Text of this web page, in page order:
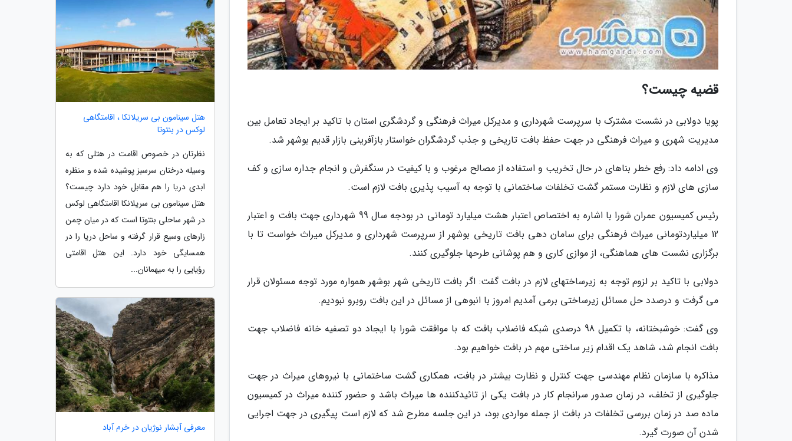
قضیه چیست؟
پویا دولابی در نشست مشترک با سرپرست شهرداری و مدیرکل میراث فرهنگی و گردشگری استان با تاکید بر ایجاد تعامل بین
مدیریت شهری و میراث فرهنگی در جهت حفظ بافت تاریخی و جذب گردشگران خواستار بازآفرینی بازار قدیم بوشهر شد.
وی ادامه داد: رفع خطر بناهای در حال تخریب و استفاده از مصالح مرغوب و با کیفیت در سنگفرش و انجام جداره سازی و کف
سازی های لازم و نظارت مستمر گشت تخلفات ساختمانی با توجه به آسیب پذیری بافت لازم است.
رئیس کمیسیون عمران شورا با اشاره به اختصاص اعتبار هشت میلیارد تومانی در بودجه سال 99 شهرداری جهت بافت و اعتبار
12 میلیاردتومانی میراث فرهنگی برای سامان دهی بافت تاریخی بوشهر از سرپرست شهرداری و مدیرکل میراث خواست تا با
برگزاری نشست های هماهنگی، از موازی کاری و هم پوشانی طرحها جلوگیری کنند.
دولابی با تاکید بر لزوم توجه به زیرساختهای لازم در بافت گفت: اگر بافت تاریخی شهر بوشهر همواره مورد توجه مسئولان قرار
می گرفت و درصدد حل مسائل زیرساختی برمی آمدیم امروز با انبوهی از مسائل در این بافت روبرو نبودیم.
وی گفت: خوشبختانه، با تکمیل 98 درصدی شبکه فاضلاب بافت که با موافقت شورا با ایجاد دو تصفیه خانه فاضلاب جهت
بافت انجام شد، شاهد یک اقدام زیر ساختی مهم در بافت خواهیم بود.
مذاکره با سازمان نظام مهندسی جهت کنترل و نظارت بیشتر در بافت، همکاری گشت ساختمانی با نیروهای میراث در جهت
جلوگیری از تخلف، در زمان صدور سرانجام کار در بافت یکی از تائیدکننده ها میراث باشد و حضور کننده میراث در کمیسیون
ماده صد در زمان بررسی تخلفات در بافت از جمله مواردی بود، در این جلسه مطرح شد که لازم است پیگیری در جهت اجرایی
شدن آن صورت گیرد.
هتل سینامون بی سریلانکا ، اقامتگاهی
لوکس در بنتوتا
نظرتان در خصوص اقامت در هتلی که به
وسیله درختان سرسبز پوشیده شده و منظره
ابدی دریا را هم مقابل خود دارد چیست؟
هتل سینامون بی سریلانکا اقامتگاهی لوکس
در شهر ساحلی بنتوتا است که در میان چمن
زارهای وسیع قرار گرفته و ساحل دریا را در
همسایگی خود دارد. این هتل اقامتی
رؤیایی را به میهمانان...
معرفی آبشار نوژیان در خرم آباد